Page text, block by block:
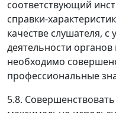
соответствующий
справки-
качестве слушателя,
деятельности
необходимо
профессиональные
5.8.